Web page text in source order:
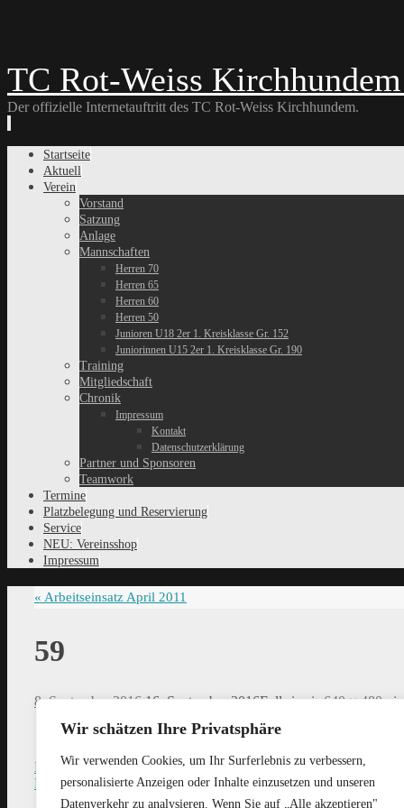
Wir schätzen Ihre Privatsphäre
Wir verwenden Cookies, um Ihr Surferlebnis zu verbessern,
personalisierte Anzeigen oder Inhalte einzusetzen und unseren
Datenverkehr zu analysieren. Wenn Sie auf „Alle akzeptieren"
TC Rot-Weiss
Der offizielle Internetauftritt des TC Rot-Weiss Kirchhundem.
Skip
content
Startseite
Aktuell
Verein
Vorstand
Satzung
Anlage
Mannschaften
Herren 70
Herren 65
Herren 60
Herren 50
Junioren U18 2er 1. Kreisklasse Gr. 152
Juniorinnen U15 2er 1. Kreisklasse Gr. 190
Training
Mitgliedschaft
Chronik
Impressum
Kontakt
Datenschutzerklärung
Partner und Sponsoren
Teamwork
Termine
Platzbelegung und Reservierung
Service
NEU: Vereinsshop
Impressum
« Arbeitseinsatz April 2011
59
8. September 2016 16. September 2016Full size is640 × 480
Previous image
Next image